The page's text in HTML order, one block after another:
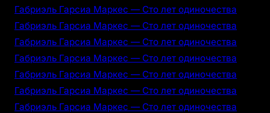
Габриэль Гарсиа Маркес — Сто лет одиночества
Габриэль Гарсиа Маркес — Сто лет одиночества
Габриэль Гарсиа Маркес — Сто лет одиночества
Габриэль Гарсиа Маркес — Сто лет одиночества
Габриэль Гарсиа Маркес — Сто лет одиночества
Габриэль Гарсиа Маркес — Сто лет одиночества
Габриэль Гарсиа Маркес — Сто лет одиночества